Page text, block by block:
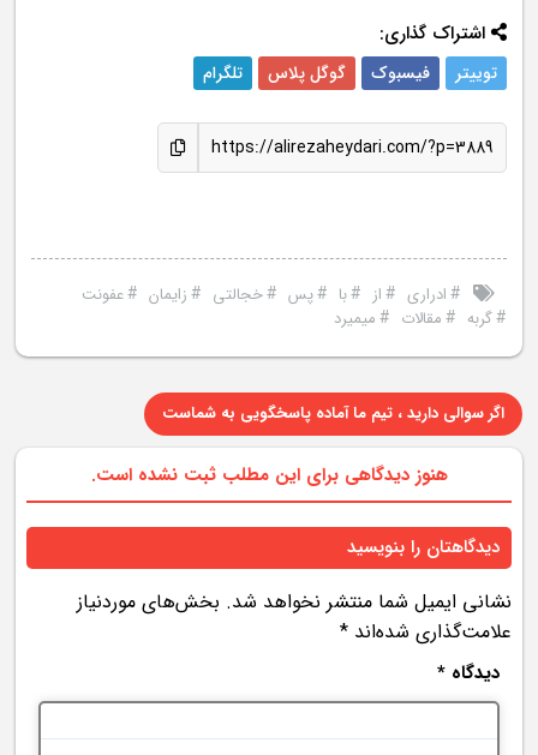
اشتراک گذاری:
توییتر فیسبوک گوگل پلاس تلگرام
https://alirezaheydari.com/?p=3889
#ادراری #از #با #پس #خجالتی #زایمان #عفونت
#گربه #مقالات #میمیرد
اگر سوالی دارید ، تیم ما آماده پاسخگویی به شماست
هنوز دیدگاهی برای این مطلب ثبت نشده است.
دیدگاهتان را بنویسید
نشانی ایمیل شما منتشر نخواهد شد. بخش‌های موردنیاز
علامت‌گذاری شده‌اند *
دیدگاه *